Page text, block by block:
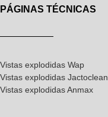
PÁGINAS TÉCNICAS
Vistas explodidas Wap
Vistas explodidas Jactoclean
Vistas explodidas Anmax